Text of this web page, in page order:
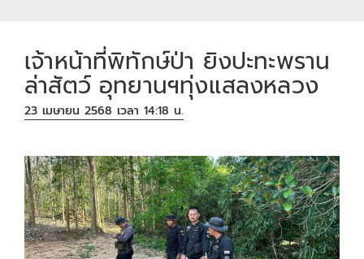
เจ้าหน้าที่พิทักษ์ป่า ยิงปะทะพราน
ล่าสัตว์ อุทยานฯทุ่งแสลงหลวง
23 เมษายน 2568 เวลา 14:18 น.